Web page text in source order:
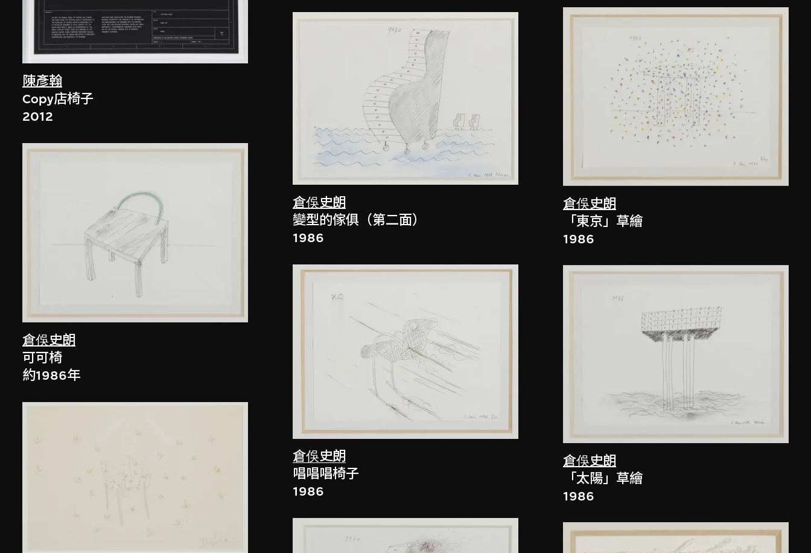
陳彥翰
Copy店椅子
2012
倉俁史朗
可可椅
約1986年
倉俁史朗
變型的傢俱（第二面）
1986
倉俁史朗
唱唱唱椅子
1986
倉俁史朗
「東京」草繪
1986
倉俁史朗
「太陽」草繪
1986